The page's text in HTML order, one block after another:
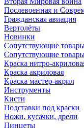
Послевоенная и
Гражданская авиация
Вертолёты
Новинки
Сопутствующие
Сопутствующие
Краска нитро-
Краска акриловая
Краска мастер-акрил
Инструменты
Кисти
Подставки под краски
Ножи, кусачки, дрели
Пинцеты